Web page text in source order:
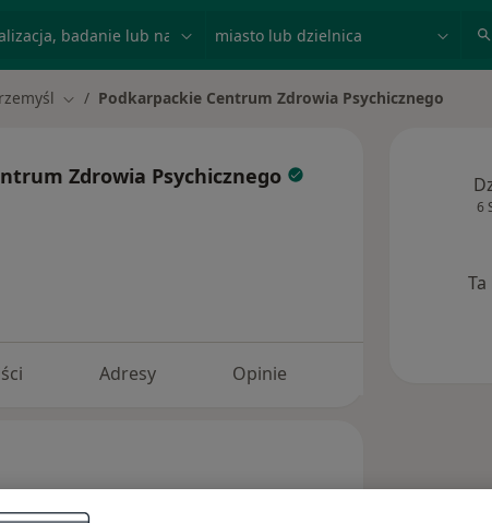
Zmień miasto
Podkarpackie Centrum Zdrowia Psychicznego
Zdrowia Psychicznego
Adresy Opinie
6